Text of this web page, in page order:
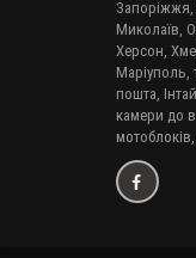
Запоріжжя,
Миколаїв,
Херсон,
Маріуполь,
пошта,
камери до